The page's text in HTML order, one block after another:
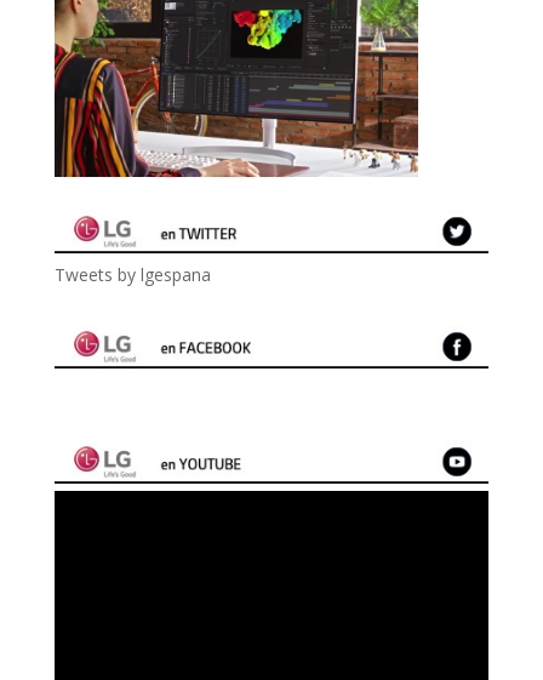
Tweets by lgespana